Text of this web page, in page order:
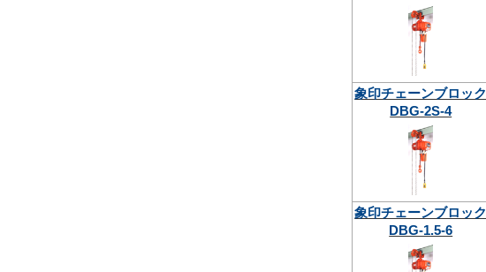
象印チェーンブロック
DBG-2S-4
象印チェーンブロック
DBG-1.5-6